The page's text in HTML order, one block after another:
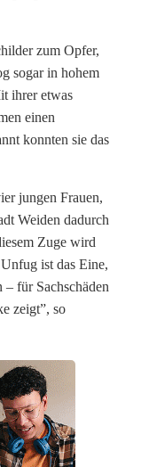
zum Opfer,
sogar in hohem
ihrer etwas
einen
konnten sie das
jungen Frauen,
Weiden dadurch
Zuge wird
ist das Eine,
für Sachschäden
zeigt”, so